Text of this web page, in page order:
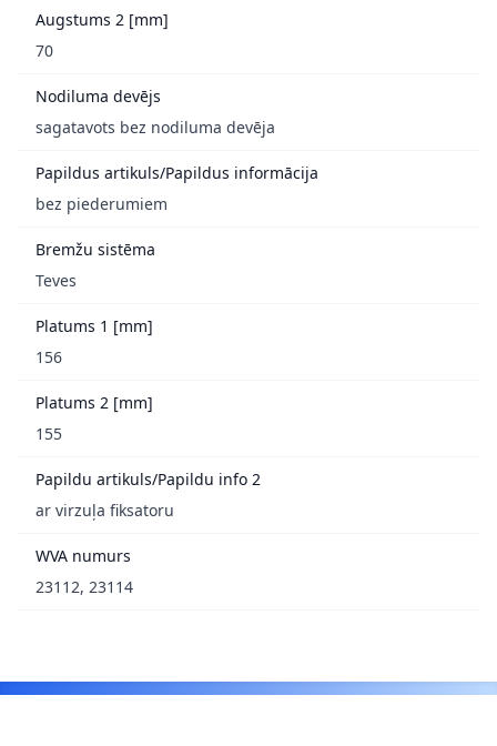
Augstums 2 [mm]
70
Nodiluma devējs
sagatavots bez nodiluma devēja
Papildus artikuls/Papildus informācija
bez piederumiem
Bremžu sistēma
Teves
Platums 1 [mm]
156
Platums 2 [mm]
155
Papildu artikuls/Papildu info 2
ar virzuļa fiksatoru
WVA numurs
23112, 23114